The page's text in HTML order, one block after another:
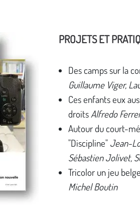
PROJETS ET
Des camps sur la
Guillaume Viger,
Ces enfants eux
droits Alfredo
Autour du court-
"Discipline" Jean-
Sébastien Jolivet,
Tricolor un jeu
Michel Boutin